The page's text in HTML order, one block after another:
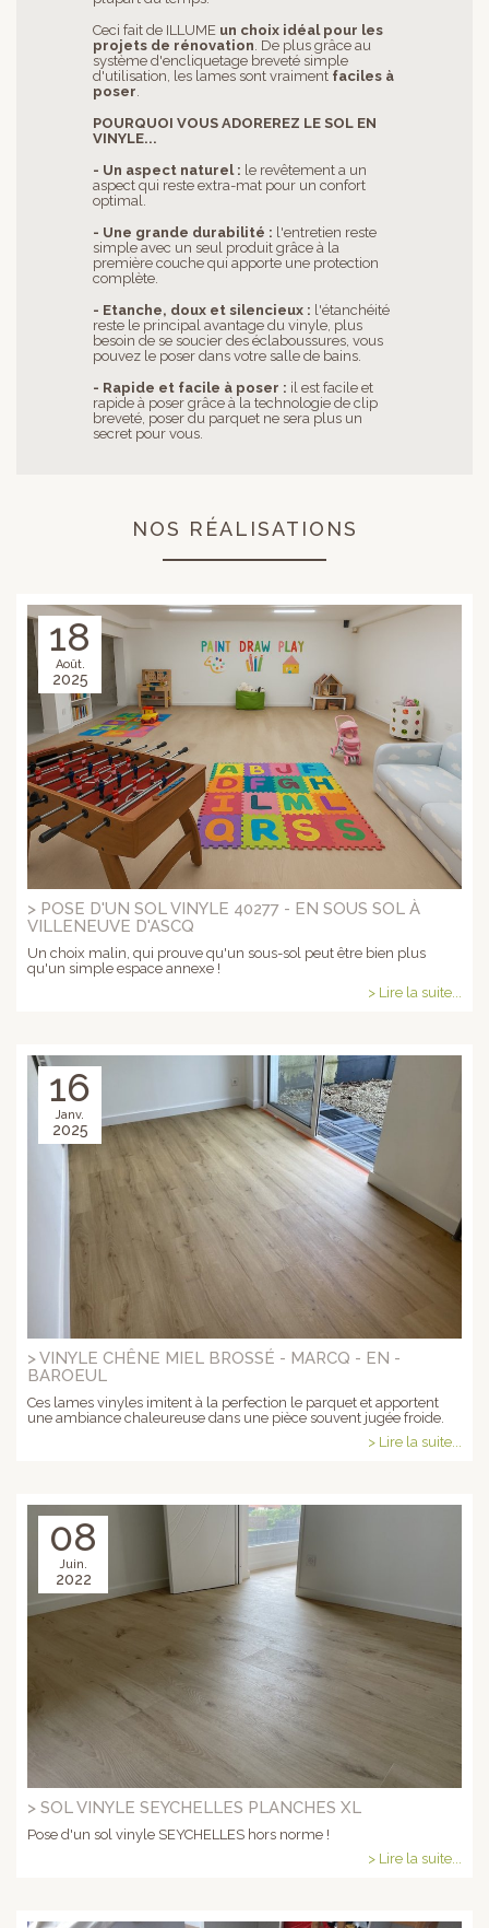
Ceci fait de ILLUME un choix idéal pour les
projets de rénovation. De plus grâce au
système d'encliquetage breveté simple
d'utilisation, les lames sont vraiment faciles à
poser.
POURQUOI VOUS ADOREREZ LE SOL EN
VINYLE...
- Un aspect naturel : le revêtement a un
aspect qui reste extra-mat pour un confort
optimal.
- Une grande durabilité : l'entretien reste
simple avec un seul produit grâce à la
première couche qui apporte une protection
complète.
- Etanche, doux et silencieux : l'étanchéité
reste le principal avantage du vinyle, plus
besoin de se soucier des éclaboussures, vous
pouvez le poser dans votre salle de bains.
- Rapide et facile à poser : il est facile et
rapide à poser grâce à la technologie de clip
breveté, poser du parquet ne sera plus un
secret pour vous.
NOS RÉALISATIONS
18
Août.
2025
> POSE D'UN SOL VINYLE 40277 - EN SOUS SOL À
VILLENEUVE D'ASCQ
Un choix malin, qui prouve qu'un sous-sol peut être bien plus
qu'un simple espace annexe !
> Lire la suite...
16
Janv.
2025
> VINYLE CHÊNE MIEL BROSSÉ - MARCQ - EN -
BAROEUL
Ces lames vinyles imitent à la perfection le parquet et apportent
une ambiance chaleureuse dans une pièce souvent jugée froide.
> Lire la suite...
08
Juin.
2022
> SOL VINYLE SEYCHELLES PLANCHES XL
Pose d'un sol vinyle SEYCHELLES hors norme !
> Lire la suite...